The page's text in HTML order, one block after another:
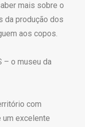
mais sobre o
da produção dos
aos copos.
– o museu da
com
um excelente